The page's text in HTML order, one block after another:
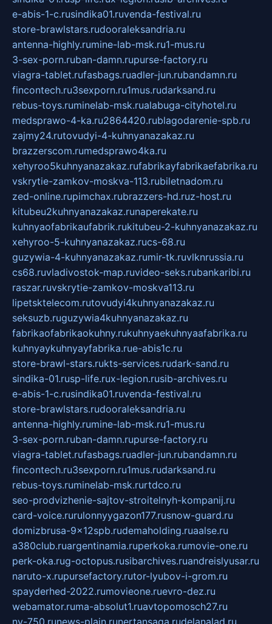
e-abis-1-c.rusindika01.ruvenda-festival.ru
store-brawlstars.rudooraleksandria.ru
antenna-highly.rumine-lab-msk.ru1-mus.ru
3-sex-porn.ruban-damn.rupurse-factory.ru
viagra-tablet.rufasbags.ruadler-jun.rubandamn.ru
fincontech.ru3sexporn.ru1mus.rudarksand.ru
rebus-toys.ruminelab-msk.rualabuga-cityhotel.ru
medsprawo-4-ka.ru2864420.rublagodarenie-spb.ru
zajmy24.rutovudyi-4-kuhnyanazakaz.ru
brazzerscom.rumedsprawo4ka.ru
xehyroo5kuhnyanazakaz.rufabrikayfabrikaefabrika.ru
vskrytie-zamkov-moskva-113.rubiletnadom.ru
zed-online.rupimchax.rubrazzers-hd.ruz-host.ru
kitubeu2kuhnyanazakaz.runaperekate.ru
kuhnyaofabrikaufabrik.rukitubeu-2-kuhnyanazakaz.ru
xehyroo-5-kuhnyanazakaz.rucs-68.ru
guzywia-4-kuhnyanazakaz.rumir-tk.ruvlknrussia.ru
cs68.ruvladivostok-map.ruvideo-seks.rubankaribi.ru
raszar.ruvskrytie-zamkov-moskva113.ru
lipetsktelecom.rutovudyi4kuhnyanazakaz.ru
seksuzb.ruguzywia4kuhnyanazakaz.ru
fabrikaofabrikaokuhny.rukuhnyaekuhnyaafabrika.ru
kuhnyaykuhnyayfabrika.rue-abis1c.ru
store-brawl-stars.rukts-services.rudark-sand.ru
sindika-01.rusp-life.rux-legion.rusib-archives.ru
e-abis-1-c.rusindika01.ruvenda-festival.ru
store-brawlstars.rudooraleksandria.ru
antenna-highly.rumine-lab-msk.ru1-mus.ru
3-sex-porn.ruban-damn.rupurse-factory.ru
viagra-tablet.rufasbags.ruadler-jun.rubandamn.ru
fincontech.ru3sexporn.ru1mus.rudarksand.ru
rebus-toys.ruminelab-msk.rurtdco.ru
seo-prodvizhenie-sajtov-stroitelnyh-kompanij.ru
card-voice.rurulonnyygazon177.rusnow-guard.ru
domizbrusa-9x12spb.rudemaholding.ruaalse.ru
a380club.ruargentinamia.ruperkoka.rumovie-one.ru
perk-oka.rug-octopus.rusibarchives.ruandreislyusar.ru
naruto-x.rupursefactory.rutor-lyubov-i-grom.ru
spayderhed-2022.rumovieone.ruevro-dez.ru
webamator.ruma-absolut1.ruavtopomosch27.ru
nv-750.runews-plain.runertansaga.rudelanalad.ru